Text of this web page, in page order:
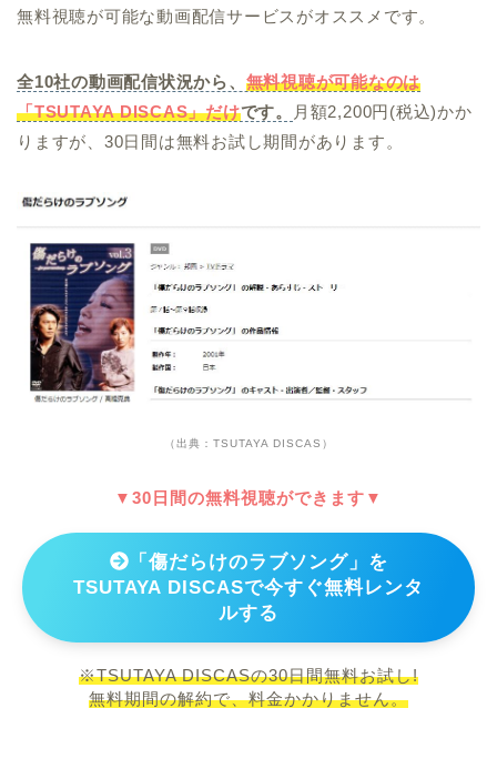
無料視聴が可能な動画配信サービスがオススメです。
全10社の動画配信状況から、 無料視聴が可能なのは
「TSUTAYA DISCAS」だけです。
月額2,200円(税込)かか
りますが、30日間は無料お試し期間があります。
（出典：TSUTAYA DISCAS）
▼30日間の無料視聴ができます▼
「傷だらけのラブソング」を
TSUTAYA DISCASで今すぐ無料レンタ
ルする
※TSUTAYA DISCASの30日間無料お試し!
無料期間の解約で、料金かかりません。